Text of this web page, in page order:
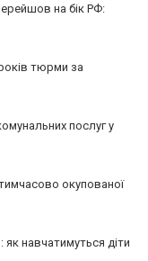
на бік РФ:
тюрми за
послуг у
окупованої
як навчатимуться діти